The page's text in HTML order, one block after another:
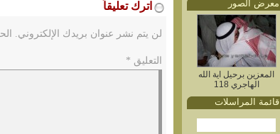
معرض الصور
المعزين برحيل اية الله
الهاجري 118
قائمة المراسلات
اترك تعليقاً
لن يتم نشر عنوان بريدك الإلكتروني.
التعليق *